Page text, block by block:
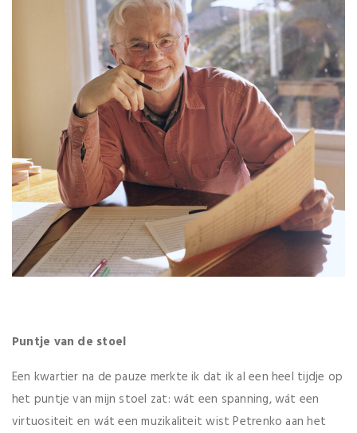
Puntje van de stoel
Een kwartier na de pauze merkte ik dat ik al een heel tijdje op
het puntje van mijn stoel zat: wát een spanning, wát een
virtuositeit en wát een muzikaliteit wist Petrenko aan het